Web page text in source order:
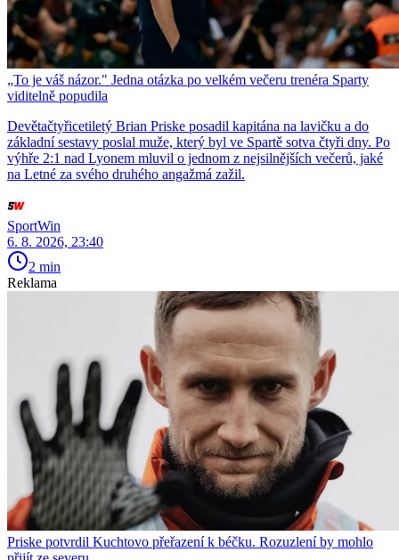
„To je váš názor." Jedna otázka po velkém večeru trenéra Sparty
viditelně popudila
Devětačtyřicetiletý Brian Priske posadil kapitána na lavičku a do
základní sestavy poslal muže, který byl ve Spartě sotva čtyři dny. Po
výhře 2:1 nad Lyonem mluvil o jednom z nejsilnějších večerů, jaké
na Letné za svého druhého angažmá zažil.
SportWin
6. 8. 2026, 23:40
2 min
Reklama
Priske potvrdil Kuchtovo přeřazení k béčku. Rozuzlení by mohlo